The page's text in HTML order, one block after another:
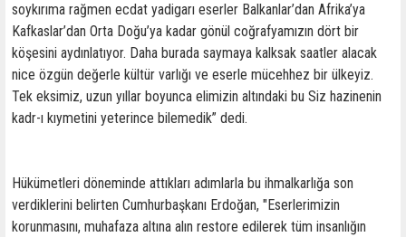
soykırıma rağmen ecdat yadigarı eserler Balkanlar’dan Afrika’ya
Kafkaslar’dan Orta Doğu’ya kadar gönül coğrafyamızın dört bir
köşesini aydınlatıyor. Daha burada saymaya kalksak saatler alacak
nice özgün değerle kültür varlığı ve eserle mücehhez bir ülkeyiz.
Tek eksimiz, uzun yıllar boyunca elimizin altındaki bu Siz hazinenin
kadr-ı kıymetini yeterince bilemedik” dedi.
Hükümetleri döneminde attıkları adımlarla bu ihmalkarlığa son
verdiklerini belirten Cumhurbaşkanı Erdoğan, "Eserlerimizin
korunmasını, muhafaza altına alın restore edilerek tüm insanlığın